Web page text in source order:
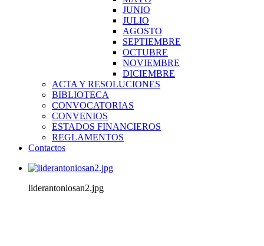
JUNIO
JULIO
AGOSTO
SEPTIEMBRE
OCTUBRE
NOVIEMBRE
DICIEMBRE
ACTA Y RESOLUCIONES
BIBLIOTECA
CONVOCATORIAS
CONVENIOS
ESTADOS FINANCIEROS
REGLAMENTOS
Contactos
liderantoniosan2.jpg